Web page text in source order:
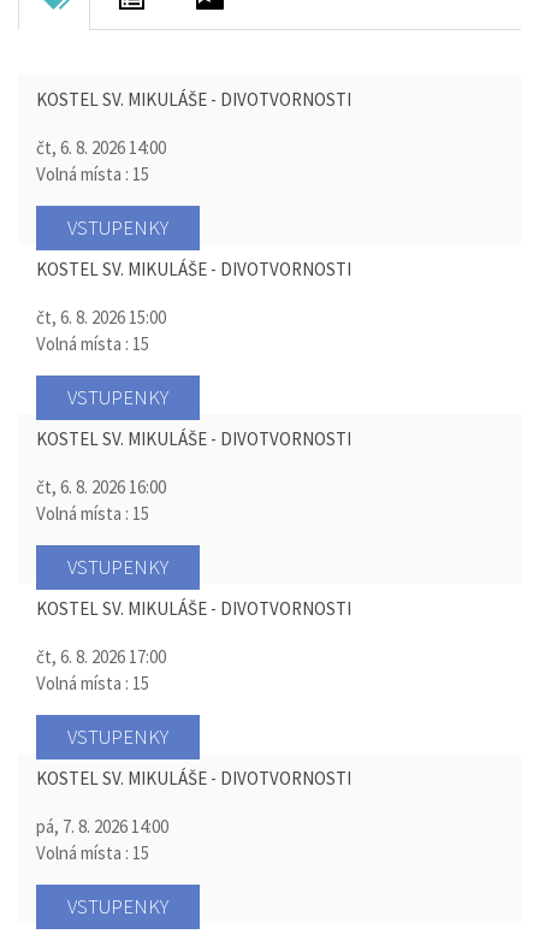
KOSTEL SV. MIKULÁŠE - DIVOTVORNOSTI
čt, 6. 8. 2026 14:00
Volná místa : 15
VSTUPENKY
KOSTEL SV. MIKULÁŠE - DIVOTVORNOSTI
čt, 6. 8. 2026 15:00
Volná místa : 15
VSTUPENKY
KOSTEL SV. MIKULÁŠE - DIVOTVORNOSTI
čt, 6. 8. 2026 16:00
Volná místa : 15
VSTUPENKY
KOSTEL SV. MIKULÁŠE - DIVOTVORNOSTI
čt, 6. 8. 2026 17:00
Volná místa : 15
VSTUPENKY
KOSTEL SV. MIKULÁŠE - DIVOTVORNOSTI
pá, 7. 8. 2026 14:00
Volná místa : 15
VSTUPENKY